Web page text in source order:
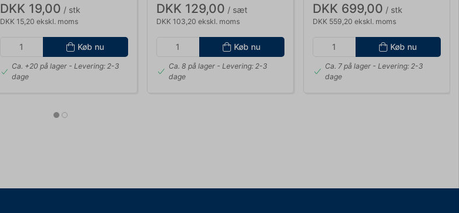
DKK 19,00 / stk
DKK 15,20 ekskl. moms
Køb nu
Ca. +20 på lager- Levering: 2-3
dage
DKK 129,00 / sæt
DKK 103,20 ekskl. moms
Køb nu
Ca. 8 på lager- Levering: 2-3
dage
DKK 699,00 / stk
DKK 559,20 ekskl. moms
Køb nu
Ca. 7 på lager- Levering: 2-3
dage